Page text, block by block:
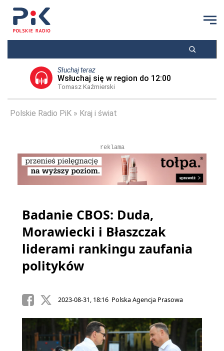
Słuchaj teraz
Wsłuchaj się w region do 12:00
Tomasz Kaźmierski
Polskie Radio PiK Kraj i świat
reklama
Badanie CBOS: Duda,
Morawiecki i Błaszczak
liderami rankingu zaufania
polityków
2023-08-31, 18:16 Polska Agencja Prasowa